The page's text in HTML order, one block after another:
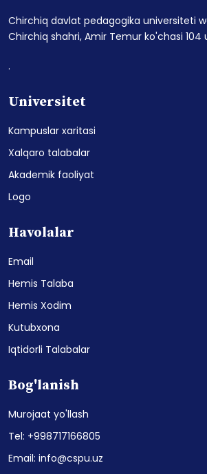
Chirchiq davlat pedagogika universiteti
Chirchiq shahri, Amir Temur ko'chasi 104
.
Universitet
Kampuslar xaritasi
Xalqaro talabalar
Akademik faoliyat
Logo
Havolalar
Email
Hemis Talaba
Hemis Xodim
Kutubxona
Iqtidorli Talabalar
Bog'lanish
Murojaat yo'llash
Tel: +998717166805
Email: info@cspu.uz